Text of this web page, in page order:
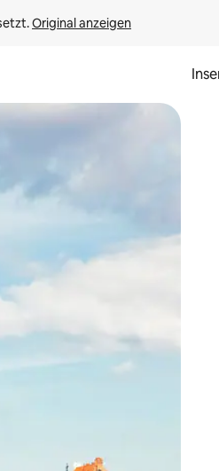
Original anzeigen
Ergebnisse durch Berühren oder